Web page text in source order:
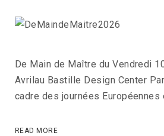
De Main de Maître du Vendredi
Avrilau Bastille Design Center
cadre des journées
READ MORE